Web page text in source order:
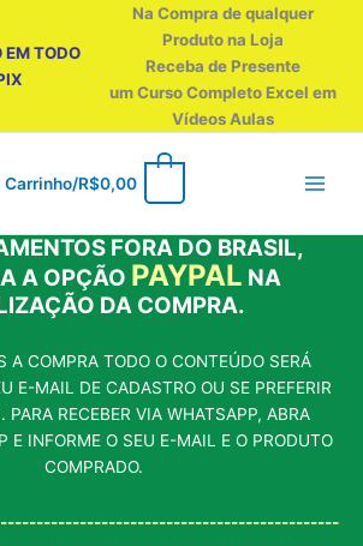
EM TODO
Na Compra de qualquer
Produto na Loja
Receba de Presente
um Curso Completo Excel em
Vídeos Aulas
Carrinho/R$0,00
FORA DO BRASIL,
A OPÇÃO PAYPAL NA
DA COMPRA.
A COMPRA TODO O CONTEÚDO SERÁ
E-MAIL DE CADASTRO OU SE PREFERIR
PARA RECEBER VIA WHATSAPP, ABRA
E INFORME O SEU E-MAIL E O PRODUTO
COMPRADO.